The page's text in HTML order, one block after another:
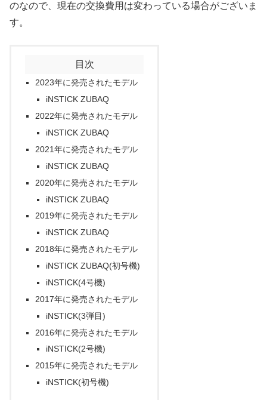
のなので、現在の交換費用は変わっている場合がございま
す。
目次
2023年に発売されたモデル
iNSTICK ZUBAQ
2022年に発売されたモデル
iNSTICK ZUBAQ
2021年に発売されたモデル
iNSTICK ZUBAQ
2020年に発売されたモデル
iNSTICK ZUBAQ
2019年に発売されたモデル
iNSTICK ZUBAQ
2018年に発売されたモデル
iNSTICK ZUBAQ(初号機)
iNSTICK(4号機)
2017年に発売されたモデル
iNSTICK(3弾目)
2016年に発売されたモデル
iNSTICK(2号機)
2015年に発売されたモデル
iNSTICK(初号機)